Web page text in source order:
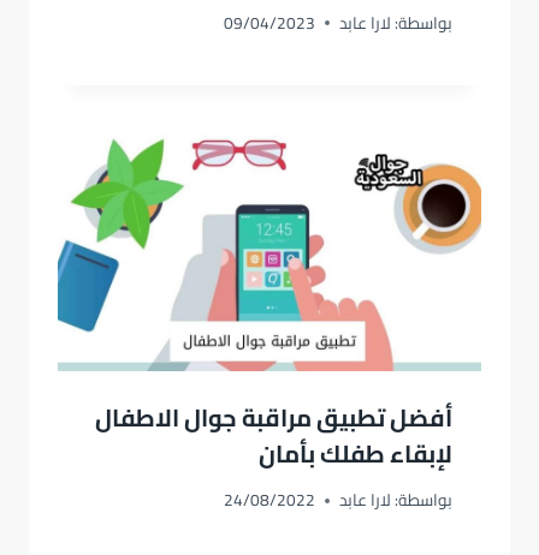
بواسطة:لارا عابد 09/04/2023
أفضل تطبيق مراقبة جوال الاطفال
لإبقاء طفلك بأمان
بواسطة:لارا عابد 24/08/2022